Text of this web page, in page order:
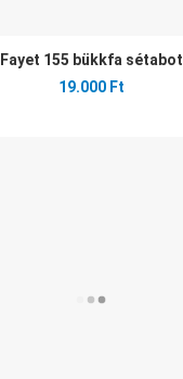
Fayet 155 bükkfa sétabot
19.000 Ft